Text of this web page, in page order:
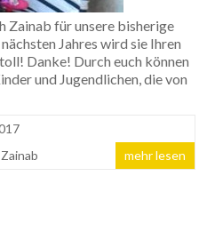
Zainab für unsere bisherige
Jahres wird sie Ihren
Danke! Durch euch können
und Jugendlichen, die von
Zainab mehr lesen